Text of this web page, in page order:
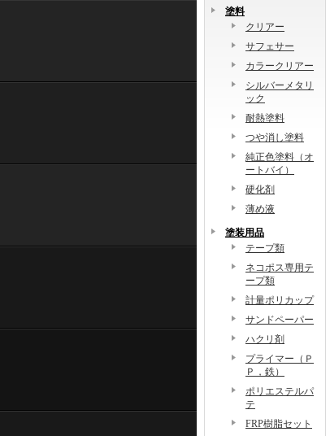
塗料
クリアー
サフェサー
カラークリアー
シルバーメタリ
ック
耐熱塗料
つや消し塗料
純正色塗料（オ
ートバイ）
硬化剤
薄め液
塗装用品
テープ類
ネコポス専用テ
ープ類
計量ポリカップ
サンドペーパー
ハクリ剤
プライマー（Ｐ
Ｐ，鉄）
ポリエステルパ
テ
FRP樹脂セット